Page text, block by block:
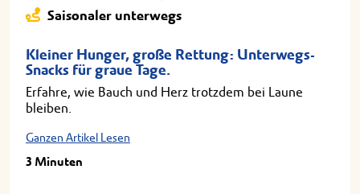
Saisonaler unterwegs
Kleiner Hunger, große Rettung: Unterwegs-
Snacks für graue Tage.
Erfahre, wie Bauch und Herz trotzdem bei Laune
bleiben.
Ganzen Artikel Lesen
3 Minuten